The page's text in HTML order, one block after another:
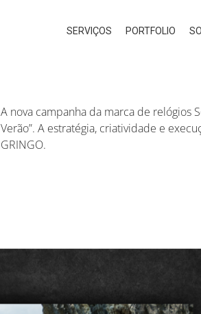
SERVIÇOS PORTFOLIO
A nova campanha da marca de relógios
Verão”. A estratégia, criatividade e
GRINGO.